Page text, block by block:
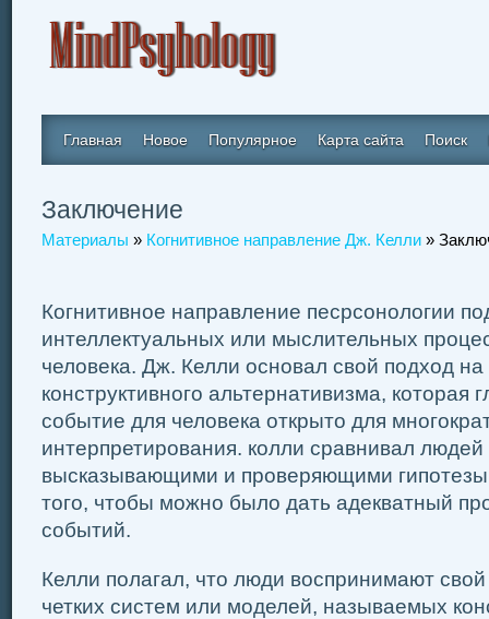
Главная Новое Популярное Карта сайта Поиск
Заключение
Материалы » Когнитивное направление Дж. Келли »
Когнитивное направление песрсонологии
интеллектуальных или мыслительных
человека. Дж. Келли основал свой подход
конструктивного альтернативизма, которая
событие для человека открыто для
интерпретирования. колли сравнивал
высказывающими и проверяющими
того, чтобы можно было дать адекватный
событий.
Келли полагал, что люди воспринимают
четких систем или моделей, называемых